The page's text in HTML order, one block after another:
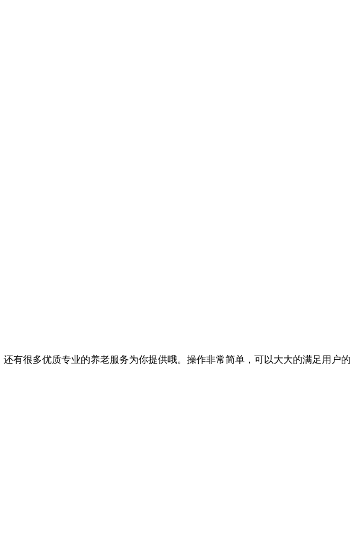
有很多优质专业的养老服务为你提供哦。操作非常简单，可以大大的满足用户的